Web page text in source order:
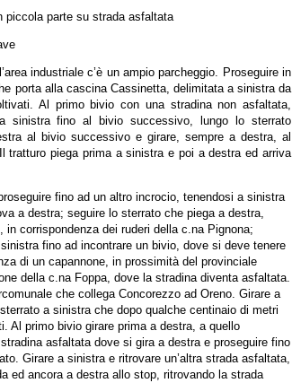
piccola parte su strada asfaltata
industriale c’è un ampio parcheggio. Proseguire in
porta alla cascina Cassinetta, delimitata a sinistra da
Al primo bivio con una stradina non asfaltata,
sinistra fino al bivio successivo, lungo lo sterrato
al bivio successivo e girare, sempre a destra, al
tratturo piega prima a sinistra e poi a destra ed arriva
fino ad un altro incrocio, tenendosi a sinistra
a destra; seguire lo sterrato che piega a destra,
corrispondenza dei ruderi della c.na Pignona;
fino ad incontrare un bivio, dove si deve tenere
di un capannone, in prossimità del provinciale
della c.na Foppa, dove la stradina diventa asfaltata.
che collega Concorezzo ad Oreno. Girare a
a sinistra che dopo qualche centinaio di metri
Al primo bivio girare prima a destra, a quello
asfaltata dove si gira a destra e proseguire fino
Girare a sinistra e ritrovare un’altra strada asfaltata,
ed ancora a destra allo stop, ritrovando la strada